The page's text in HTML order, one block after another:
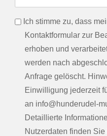
infoIch stimme zu, dass
Kontaktformular zur
erhoben und
werden nach
Anfrage gelöscht.
Einwilligung jederzeit
an info@hunderudel-
Detaillierte
Nutzerdaten finden